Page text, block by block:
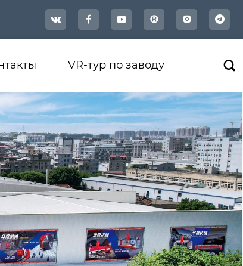
   
VR-тур по заводу 